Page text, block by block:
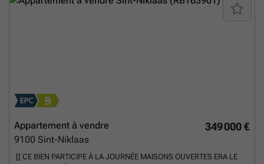
349 000 €
Appartement à vendre
9100 Sint-Niklaas
[[ CE BIEN PARTICIPE À LA JOURNÉE MAISONS OUVERTES ERA LE